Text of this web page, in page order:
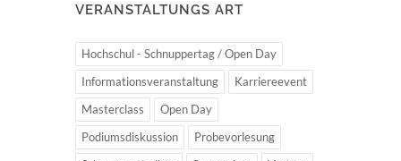
VERANSTALTUNGS ART
Hochschul - Schnuppertag / Open Day
Informationsveranstaltung
Karriereevent
Masterclass
Open Day
Podiumsdiskussion
Probevorlesung